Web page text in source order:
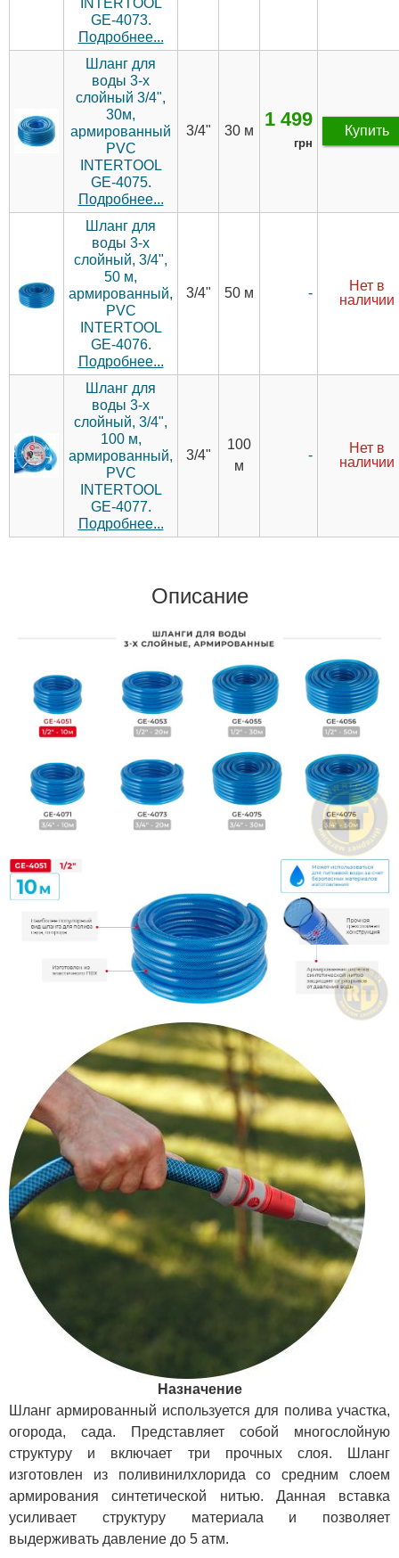
GE-4073.
Подробнее...
Шланг для
воды 3-х
слойный 3/4",
30м,
армированный
PVC
INTERTOOL
GE-4075.
Подробнее...
3/4" 30 м
1 499
грн
Купить
Шланг для
воды 3-х
слойный, 3/4",
50 м,
армированный,
PVC
INTERTOOL
GE-4076.
Подробнее...
3/4" 50 м -
Нет в
наличии
Шланг для
воды 3-х
слойный, 3/4",
100 м,
армированный,
PVC
INTERTOOL
GE-4077.
Подробнее...
3/4"
100
м
-
Нет в
наличии
Описание
Назначение
Шланг армированный используется для полива участка,
огорода, сада. Представляет собой многослойную
структуру и включает три прочных слоя. Шланг
изготовлен из поливинилхлорида со средним слоем
армирования синтетической нитью. Данная вставка
усиливает структуру материала и позволяет
выдерживать давление до 5 атм.